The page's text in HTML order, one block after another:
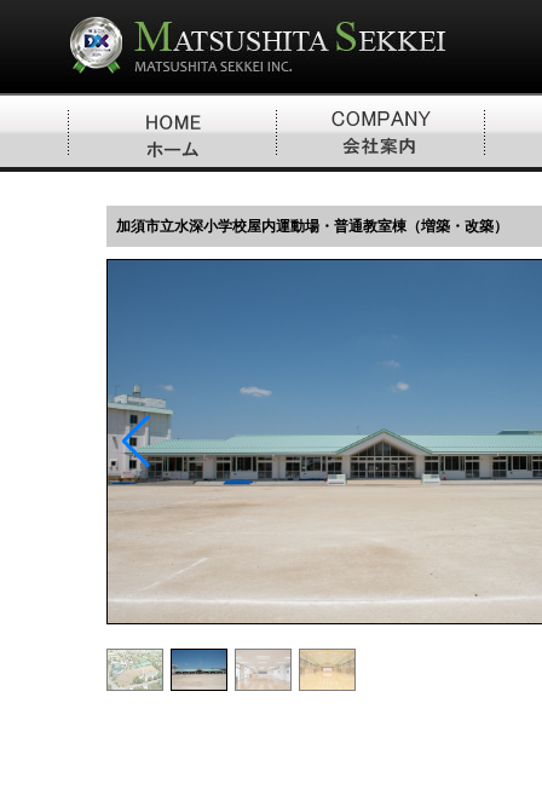
加須市立水深小学校屋内運動場・普通教室棟（増築・改築）